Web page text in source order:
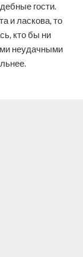
гости.
и ласкова, то
кто бы ни
неудачными